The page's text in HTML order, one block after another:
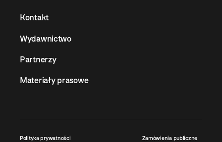
Kontakt
Wydawnictwo
Partnerzy
Materiały prasowe
Polityka prywatności Zamówienia publiczne